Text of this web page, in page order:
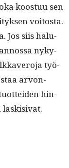
koos­t­uu sen
voitos­ta.
Jos siis halu­
nyky­
työ­
arvon­
hin­